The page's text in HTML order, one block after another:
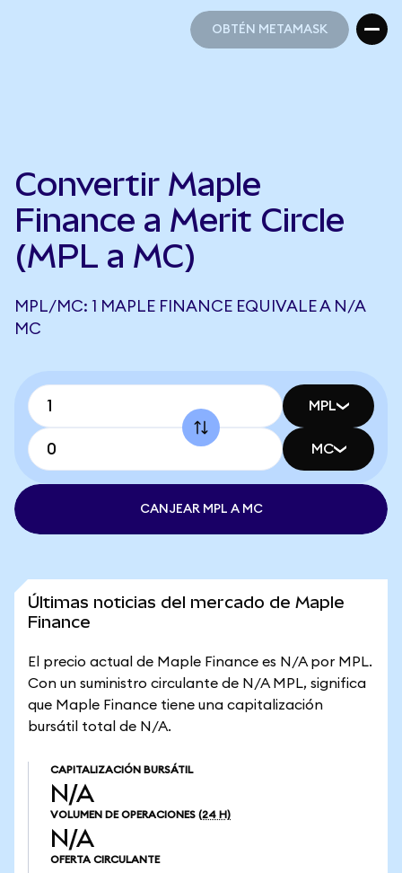
OBTÉN METAMASK
Convertir Maple
Finance a Merit Circle
(MPL a MC)
MPL/MC: 1 MAPLE FINANCE EQUIVALE A N/A
MC
MPL
MC
CANJEAR MPL A MC
Últimas noticias del mercado de Maple
Finance
El precio actual de Maple Finance es N/A por MPL.
Con un suministro circulante de N/A MPL, significa
que Maple Finance tiene una capitalización
bursátil total de N/A.
CAPITALIZACIÓN BURSÁTIL
N/A
VOLUMEN DE OPERACIONES (24 H)
N/A
OFERTA CIRCULANTE